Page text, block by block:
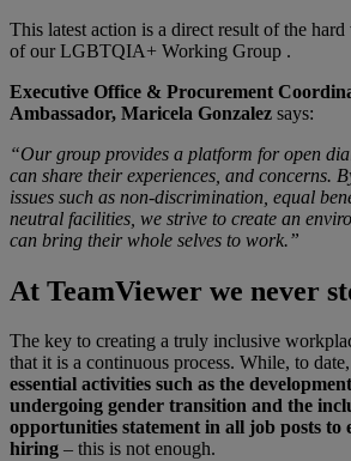
This latest action is a direct result of the
of our LGBTQIA+ Working Group .
Executive Office & Procurement
Ambassador, Maricela Gonzalez says:
“Our group provides a platform for open
can share their experiences, and concerns.
issues such as non-discrimination, equal
neutral facilities, we strive to create an
can bring their whole selves to work.”
At TeamViewer we never
The key to creating a truly inclusive
that it is a continuous process. While, to date,
essential activities such as the
undergoing gender transition and the
opportunities statement in all job posts to
hiring – this is not enough.